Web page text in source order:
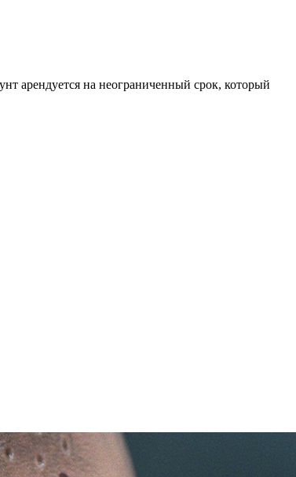
арендуется на неограниченный срок, который